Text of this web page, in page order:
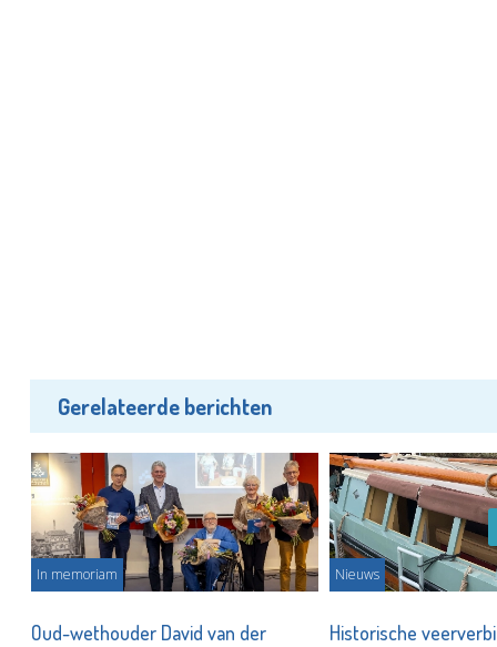
Gerelateerde berichten
In memoriam
Oud-wethouder David van der
Nieuws
Historische